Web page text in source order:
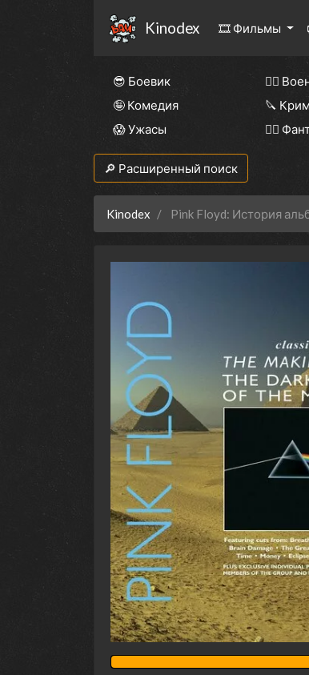
Kinodex 🎞 Фильмы
😎 Боевик 👨‍✈️
🤪 Комедия
🔪
😱 Ужасы
🧙‍♀️
🔎 Расширенный поиск
Kinodex Pink Floyd: История